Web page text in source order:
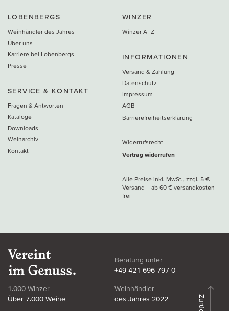
LOBENBERGS
Weinhändler des Jahres
Über uns
Karriere bei Lobenbergs
Presse
SERVICE & KONTAKT
Fragen & Antworten
Kataloge
Downloads
Weinarchiv
Kontakt
WINZER
Winzer A–Z
INFORMATIONEN
Versand & Zahlung
Datenschutz
Impressum
AGB
Barrierefreiheitserklärung
Widerrufsrecht
Vertrag widerrufen
Alle Preise inkl. MwSt., zzgl. 5 €
Versand – ab 60 € versand­kosten­
frei
Beratung unter
+49 421 696 797-0
1.000 Winzer –
Über 7.000 Weine
Weinhändler
des Jahres 2022
Zurück